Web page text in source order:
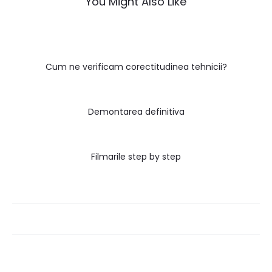
Cum ne verificam corectitudinea tehnicii?
Demontarea definitiva
Filmarile step by step